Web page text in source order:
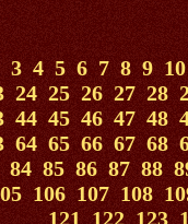
3 4 5 6 7 8 9 10
24 25 26 27 28
44 45 46 47 48
64 65 66 67 68
84 85 86 87 88
106 107 108
121
122 123